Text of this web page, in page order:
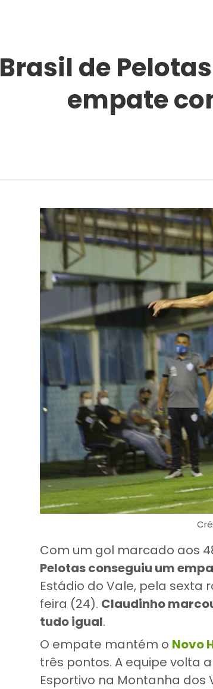
Brasil de
empate
Com um gol marcado aos
Pelotas conseguiu um
Estádio do Vale, pela
feira (24). Claudinho
tudo igual.
O empate mantém o Novo
três pontos. A equipe volta
Esportivo na Montanha dos